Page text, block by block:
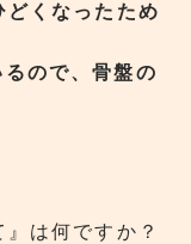
くなったため
ので、骨盤の
は何ですか？